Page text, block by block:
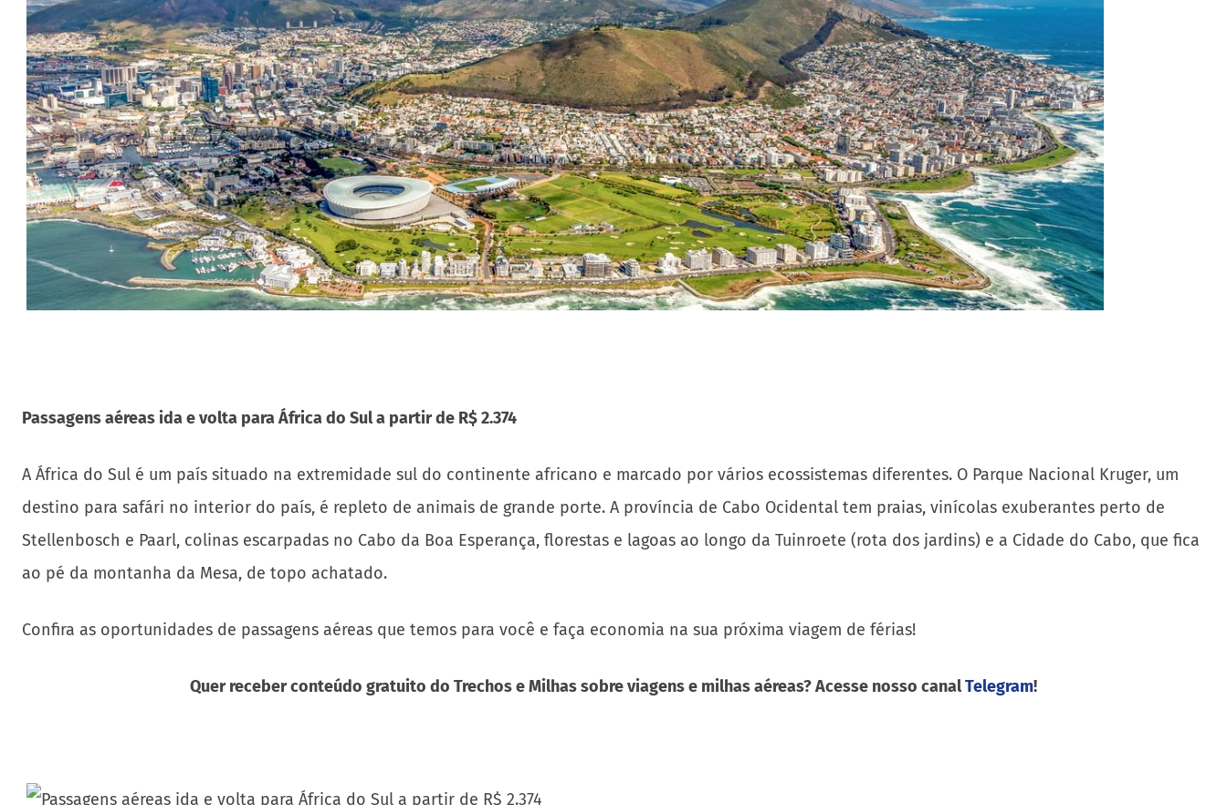
Passagens aéreas ida e volta para África do Sul a partir de R$ 2.374
A África do Sul é um país situado na extremidade sul do continente africano e marcado por vários ecossistemas diferentes. O Parque Nacional Kruger, um
destino para safári no interior do país, é repleto de animais de grande porte. A província de Cabo Ocidental tem praias, vinícolas exuberantes perto de
Stellenbosch e Paarl, colinas escarpadas no Cabo da Boa Esperança, florestas e lagoas ao longo da Tuinroete (rota dos jardins) e a Cidade do Cabo, que fica
ao pé da montanha da Mesa, de topo achatado.
Confira as oportunidades de passagens aéreas que temos para você e faça economia na sua próxima viagem de férias!
Quer receber conteúdo gratuito do Trechos e Milhas sobre viagens e milhas aéreas? Acesse nosso canalTelegram!